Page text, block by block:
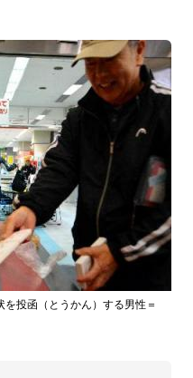
を投函（とうかん）する男性＝